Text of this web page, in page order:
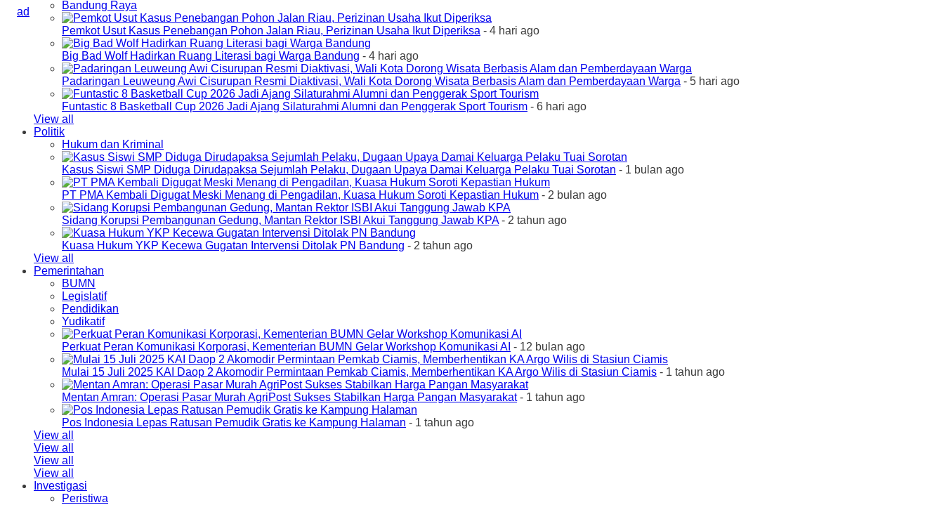
Bandung Raya
Pemkot Usut Kasus Penebangan Pohon Jalan Riau, Perizinan Usaha Ikut Diperiksa - 4 hari ago
Big Bad Wolf Hadirkan Ruang Literasi bagi Warga Bandung - 4 hari ago
Padaringan Leuweung Awi Cisurupan Resmi Diaktivasi, Wali Kota Dorong Wisata Berbasis Alam dan Pemberdayaan Warga - 5 hari ago
Funtastic 8 Basketball Cup 2026 Jadi Ajang Silaturahmi Alumni dan Penggerak Sport Tourism - 6 hari ago
View all
Politik
Hukum dan Kriminal
Kasus Siswi SMP Diduga Dirudapaksa Sejumlah Pelaku, Dugaan Upaya Damai Keluarga Pelaku Tuai Sorotan - 1 bulan ago
PT PMA Kembali Digugat Meski Menang di Pengadilan, Kuasa Hukum Soroti Kepastian Hukum - 2 bulan ago
Sidang Korupsi Pembangunan Gedung, Mantan Rektor ISBI Akui Tanggung Jawab KPA- 2 tahun ago
Kuasa Hukum YKP Kecewa Gugatan Intervensi Ditolak PN Bandung - 2 tahun ago
View all
Pemerintahan
BUMN
Legislatif
Pendidikan
Yudikatif
Perkuat Peran Komunikasi Korporasi, Kementerian BUMN Gelar Workshop Komunikasi AI - 12 bulan ago
Mulai 15 Juli 2025 KAI Daop 2 Akomodir Permintaan Pemkab Ciamis, Memberhentikan KA Argo Wilis di Stasiun Ciamis - 1 tahun ago
Mentan Amran: Operasi Pasar Murah AgriPost Sukses Stabilkan Harga Pangan Masyarakat- 1 tahun ago
Pos Indonesia Lepas Ratusan Pemudik Gratis ke Kampung Halaman - 1 tahun ago
View all
View all
View all
View all
Investigasi
Peristiwa